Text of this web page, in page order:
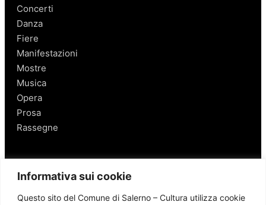
Informativa sui cookie
Questo sito del Comune di Salerno – Cultura utilizza cookie
Concerti
Danza
Fiere
Manifestazioni
Mostre
Musica
Opera
Prosa
Rassegne
Salerno
Personaggi